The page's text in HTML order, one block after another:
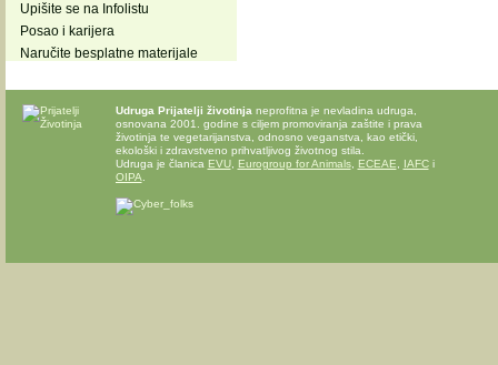
Upišite se na Infolistu
Posao i karijera
Naručite besplatne materijale
Udruga Prijatelji životinja neprofitna je nevladina udruga,
osnovana 2001. godine s ciljem promoviranja zaštite i prava
životinja te vegetarijanstva, odnosno veganstva, kao etički,
ekološki i zdravstveno prihvatljivog životnog stila.
Udruga je članica EVU, Eurogroup for Animals, ECEAE IAFCi
OIPA